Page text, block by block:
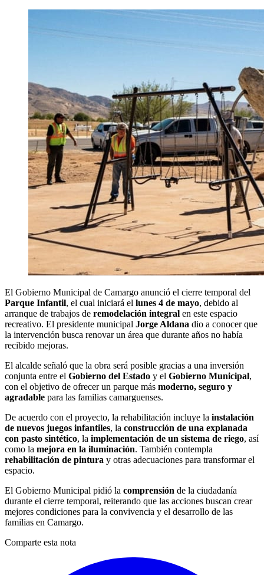
El Gobierno Municipal de Camargo anunció el cierre temporal del
Parque Infantil, el cual iniciará el lunes 4 de mayo, debido al
arranque de trabajos de remodelación integral en este espacio
recreativo. El presidente municipal Jorge Aldana dio a conocer que
la intervención busca renovar un área que durante años no había
recibido mejoras.
El alcalde señaló que la obra será posible gracias a una inversión
conjunta entre el Gobierno del Estado y el Gobierno Municipal,
con el objetivo de ofrecer un parque más moderno, seguro y
agradable para las familias camarguenses.
De acuerdo con el proyecto, la rehabilitación incluye la instalación
de nuevos juegos infantiles, la construcción de una explanada
con pasto sintético, la implementación de un sistema de riego, así
como la mejora en la iluminación. También contempla
rehabilitación de pintura y otras adecuaciones para transformar el
espacio.
El Gobierno Municipal pidió la comprensión de la ciudadanía
durante el cierre temporal, reiterando que las acciones buscan crear
mejores condiciones para la convivencia y el desarrollo de las
familias en Camargo.
Comparte esta nota